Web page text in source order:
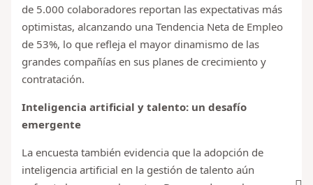
de 5.000 colaboradores reportan las expectativas más
optimistas, alcanzando una Tendencia Neta de Empleo
de 53%, lo que refleja el mayor dinamismo de las
grandes compañías en sus planes de crecimiento y
contratación.
Inteligencia artificial y talento: un desafío
emergente
La encuesta también evidencia que la adopción de
inteligencia artificial en la gestión de talento aún